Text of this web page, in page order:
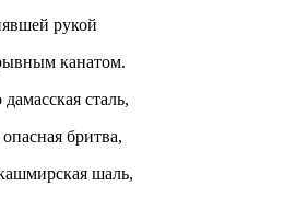
рукой
канатом.
сталь,
бритва,
шаль,